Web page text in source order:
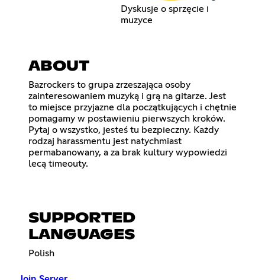
Dyskusje o sprzęcie i
muzyce
ABOUT
Bazrockers to grupa zrzeszająca osoby
zainteresowaniem muzyką i grą na gitarze. Jest
to miejsce przyjazne dla początkujących i chętnie
pomagamy w postawieniu pierwszych kroków.
Pytaj o wszystko, jesteś tu bezpieczny. Każdy
rodzaj harassmentu jest natychmiast
permabanowany, a za brak kultury wypowiedzi
lecą timeouty.
SUPPORTED
LANGUAGES
Polish